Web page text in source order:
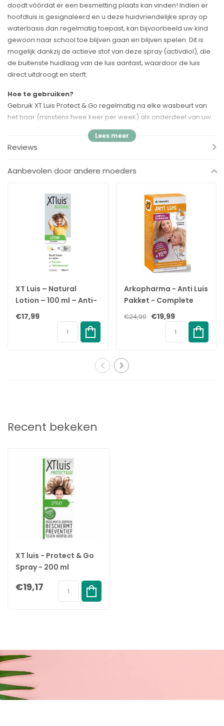
doodt vóórdat er een besmetting plaats kan vinden! Indien er
hoofdluis is gesignaleerd en u deze huidvriendelijke spray op
waterbasis dan regelmatig toepast, kan bijvoorbeeld uw kind
gewoon naar school toe blijven gaan en blijven spelen. Dit is
mogelijk dankzij de actieve stof van deze spray (activdiol), die
de buitenste huidlaag van de luis aantast, waardoor de luis
direct uitdroogt en sterft.
Hoe te gebruiken?
Gebruik XT Luis Protect & Go regelmatig na elke wasbeurt van
het haar (minstens twee keer per week) als onderdeel van uw
normale haarverzorging. Indien u op nat haar sprayt: niet
uitspoelen, maar het haar laten drogen met een föhn of aan de
lucht.
XT Luis Protect & Go Spray is een medisch hulpmiddel. Lees voor
Waarschuwingen
Wees voorzichtig, niet spuiten in de ogen en in het gezicht;
adem de vloeistof niet in.
Voordelen
Eenvoudig in gebruik
Geurloos en klit niet
Kan op nat en droog haar gebruikt worden
Geschikt voor volwassen en kinderen vanaf 6 maanden
Reviews
Aanbevolen door andere moeders
XT Luis – Natural
Lotion – 100 ml – Anti-
Luizenbehandeling –
100% Natuurlijk –
Inclusief Luizenkam
€17,99
Arkopharma - Anti Luis
Pakket - Complete
Behandeling
€24,99 €19,99
Recent bekeken
XT luis - Protect & Go
Spray - 200 ml
€19,17